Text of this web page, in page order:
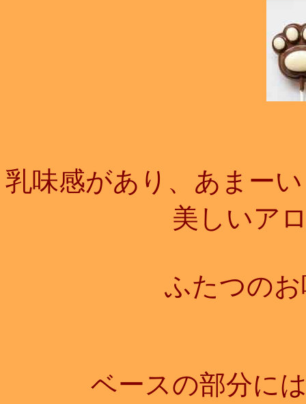
乳味感があり、あまー
美しいア
ふたつの
ベースの部分に